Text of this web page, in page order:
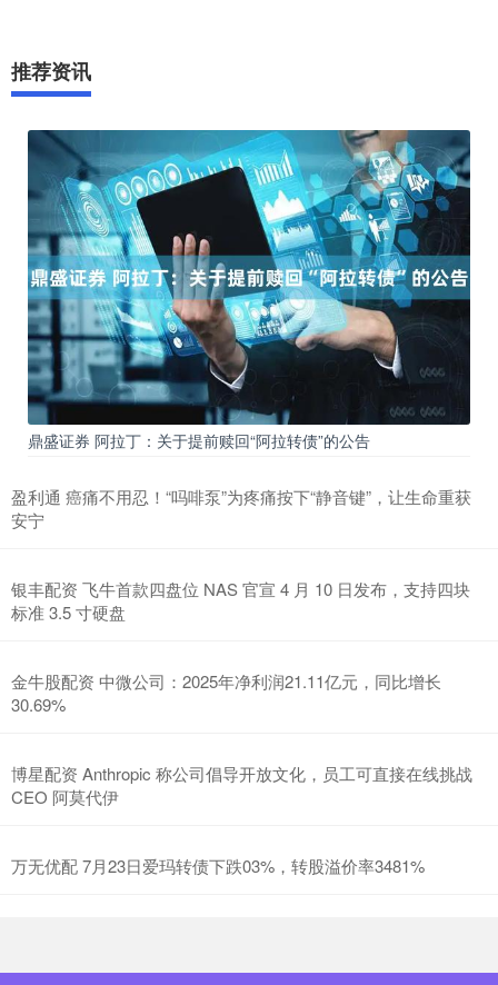
推荐资讯
鼎盛证券 阿拉丁：关于提前赎回“阿拉转债”的公告
盈利通 癌痛不用忍！“吗啡泵”为疼痛按下“静音键”，让生命重获
安宁
银丰配资 飞牛首款四盘位 NAS 官宣 4 月 10 日发布，支持四块
标准 3.5 寸硬盘
金牛股配资 中微公司：2025年净利润21.11亿元，同比增长
30.69%
博星配资 Anthropic 称公司倡导开放文化，员工可直接在线挑战
CEO 阿莫代伊
万无优配 7月23日爱玛转债下跌03%，转股溢价率3481%